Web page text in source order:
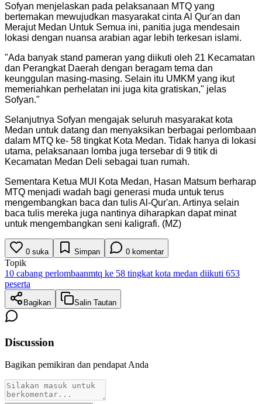
Sofyan menjelaskan pada pelaksanaan MTQ yang
bertemakan mewujudkan masyarakat cinta Al Qur'an dan
Merajut Medan Untuk Semua ini, panitia juga mendesain
lokasi dengan nuansa arabian agar lebih terkesan islami.
"Ada banyak stand pameran yang diikuti oleh 21 Kecamatan
dan Perangkat Daerah dengan beragam tema dan
keunggulan masing-masing. Selain itu UMKM yang ikut
memeriahkan perhelatan ini juga kita gratiskan," jelas
Sofyan."
Selanjutnya Sofyan mengajak seluruh masyarakat kota
Medan untuk datang dan menyaksikan berbagai perlombaan
dalam MTQ ke- 58 tingkat Kota Medan. Tidak hanya di lokasi
utama, pelaksanaan lomba juga tersebar di 9 titik di
Kecamatan Medan Deli sebagai tuan rumah.
Sementara Ketua MUI Kota Medan, Hasan Matsum berharap
MTQ menjadi wadah bagi generasi muda untuk terus
mengembangkan baca dan tulis Al-Qur'an. Artinya selain
baca tulis mereka juga nantinya diharapkan dapat minat
untuk mengembangkan seni kaligrafi. (MZ)
0 suka Simpan 0 komentar
Topik
10 cabang perlombaanmtq ke 58 tingkat kota medan diikuti 653
peserta
Bagikan Salin Tautan
Discussion
Bagikan pemikiran dan pendapat Anda